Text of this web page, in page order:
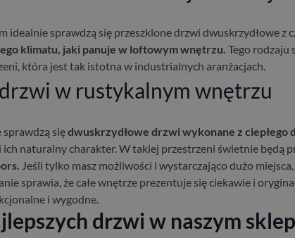
sprawdzą się przeszklone drzwi dwuskrzydłowe z
klimatu, jaki panuje w loftowym wnętrzu. Tego rodzaju
która jest tak istotna w industrialnych aranżacjach.
w rustykalnym wnętrzu
siędwuskrzydłowe drzwi wykonane z ciepłego
ich naturalny charakter. W takiej przestrzeni świetnie będą
Jeśli tylko masz możliwości i wystarczająco dużo
sprawia, że całe wnętrze prezentuje się ciekawie i
i wygodne.
drzwi w naszym